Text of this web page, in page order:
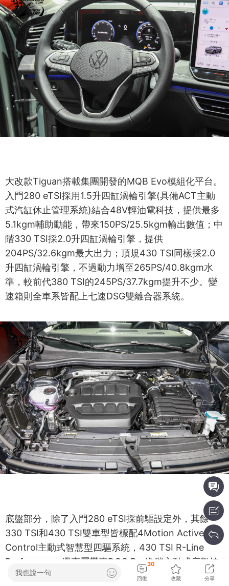
大改款Tiguan搭載集團開發的MQB Evo模組化平台。
入門280 eTSI採用1.5升四缸渦輪引擎(具備ACT主動
式汽缸休止管理系統)結合48V輕油電科技，提供最多
5.1kgm輔助動能，帶來150PS/25.5kgm輸出數值；中
階330 TSI採2.0升四缸渦輪引擎，提供
204PS/32.6kgm最大出力；頂規430 TSI同樣採2.0
升四缸渦輪引擎，不過動力增至265PS/40.8kgm水
準，較前代380 TSI的245PS/37.7kgm提升不少。變
速箱則全車系皆配上七速DSG雙離合器系統。
底盤部分，除了入門280 eTSI採前驅設定外，其餘
330 TSI和430 TSI雙車型皆標配4Motion Active
Control主動式智慧型四驅系統，430 TSI R-Line
Performance還專屬帶來DCC Pro進階主動式底盤控
制系統，透過電子雙閥門自動調整阻尼，可迅速調節
我也說一句
回復
30
收藏 分享